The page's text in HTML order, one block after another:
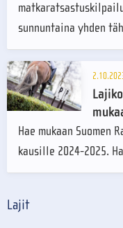
sunnuntaina yhden
Hae mukaan
kausille 2024-2025.
Lajit